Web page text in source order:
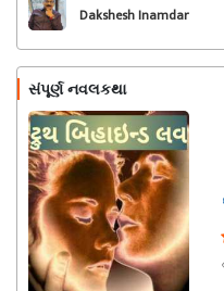
Dakshesh Inamdar
સંપૂર્ણ નવલકથા